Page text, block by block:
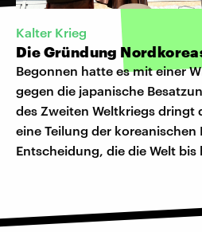
Kalter Krieg
Die Gründung
Begonnen hatte es mit einer
gegen die japanische
des Zweiten Weltkriegs dringt
eine Teilung der koreanischen
Entscheidung, die die Welt